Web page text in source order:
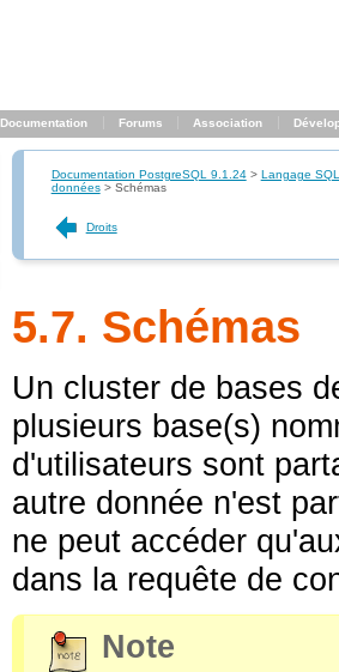
Documentation Forums Association
Documentation PostgreSQL 9.1.24> Langage SQL
données> Schémas
Droits
5.7. Schémas
Un cluster de bases
plusieurs base(s)
d'utilisateurs sont
autre donnée n'est
ne peut accéder
dans la requête de
Note